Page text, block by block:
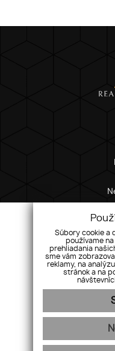
Okružná
Súbory cookie a
používame
prehliadania
sme vám
reklamy, na
stránok a na